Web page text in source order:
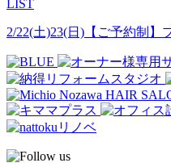
LIST
2/22(土)23(日)【ご予約制】